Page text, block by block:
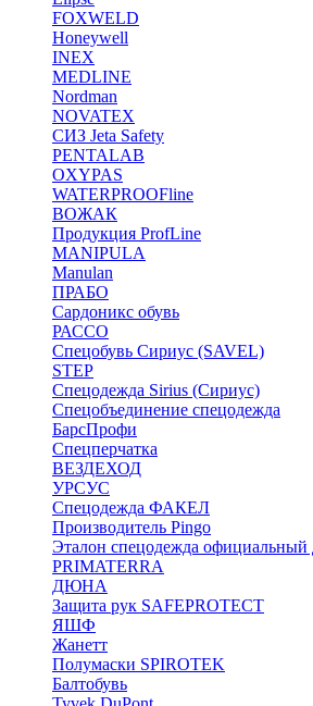
FOXWELD
Honeywell
INEX
MEDLINE
Nordman
NOVATEX
СИЗ Jeta Safety
PENTALAB
OXYPAS
WATERPROOFline
ВОЖАК
Продукция ProfLine
MANIPULA
Manulan
ПРАБО
Сардоникс обувь
РАССО
Спецобувь Сириус (SAVEL)
STEP
Спецодежда Sirius (Сириус)
Спецобъединение спецодежда
БарсПрофи
Спецперчатка
ВЕЗДЕХОД
УРСУС
Спецодежда ФАКЕЛ
Производитель Pingo
Эталон спецодежда официальный
PRIMATERRA
ДЮНА
Защита рук SAFEPROTECT
ЯШФ
Жанетт
Полумаски SPIROTEK
Балтобувь